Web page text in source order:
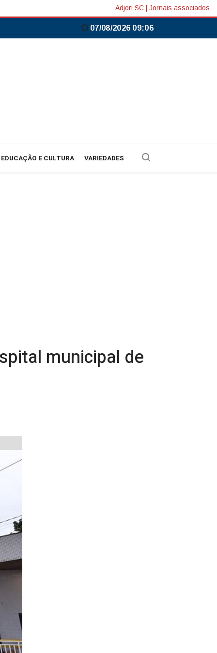
Adjori SC Jornais associados
07/08/2026 09:07
EDUCAÇÃO E CULTURA VARIEDADES
municipal de